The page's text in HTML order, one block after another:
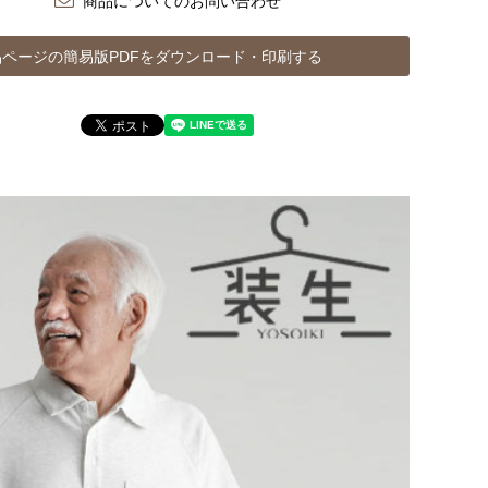
ージの簡易版PDFをダウンロード・印刷する